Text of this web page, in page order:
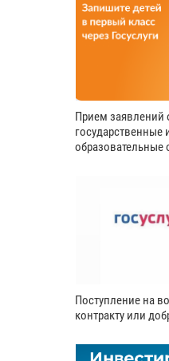
Прием заявлений
образовательные
Поступление на
контракту или